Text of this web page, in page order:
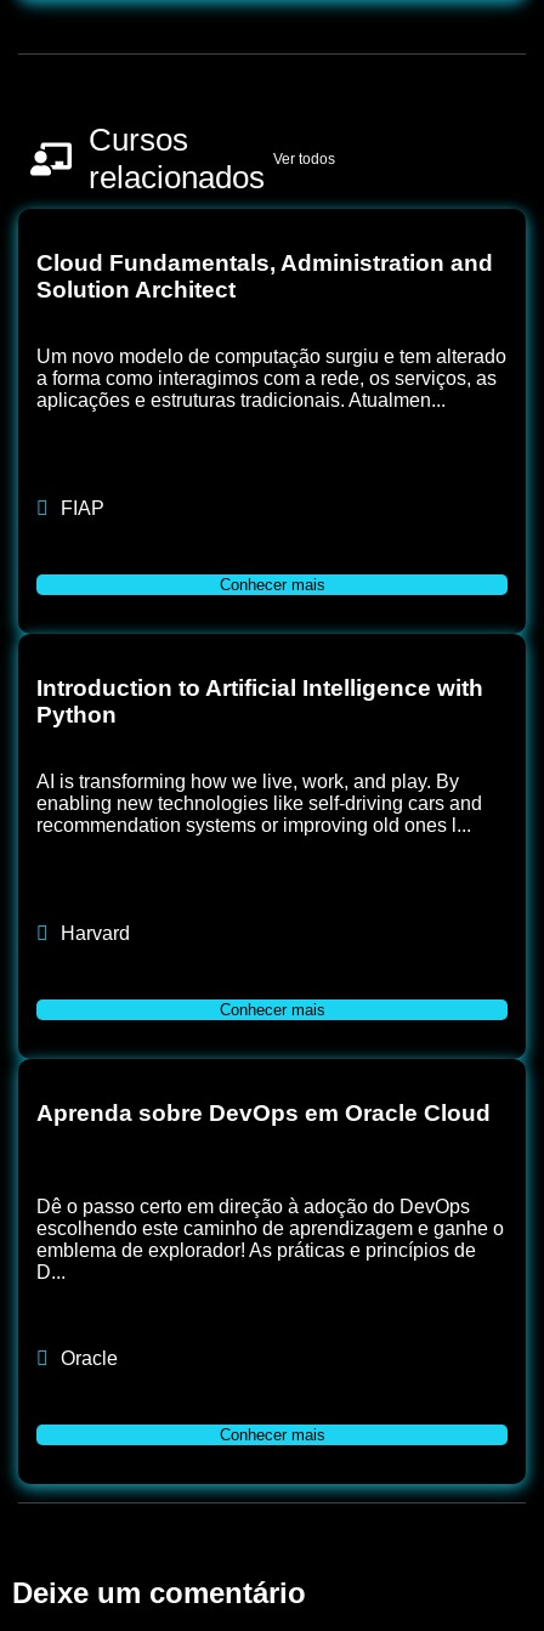
Cursos
relacionados Ver todos
Cloud Fundamentals, Administration and
Solution Architect
Um novo modelo de computação surgiu e tem alterado
a forma como interagimos com a rede, os serviços, as
aplicações e estruturas tradicionais. Atualmen...
FIAP
Conhecer mais
Introduction to Artificial Intelligence with
Python
AI is transforming how we live, work, and play. By
enabling new technologies like self-driving cars and
recommendation systems or improving old ones l...
Harvard
Conhecer mais
Aprenda sobre DevOps em Oracle Cloud
Dê o passo certo em direção à adoção do DevOps
escolhendo este caminho de aprendizagem e ganhe o
emblema de explorador! As práticas e princípios de
D...
Oracle
Conhecer mais
Deixe um comentário